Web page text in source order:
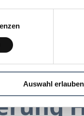
Auswahl erlauben
Hohenburg-